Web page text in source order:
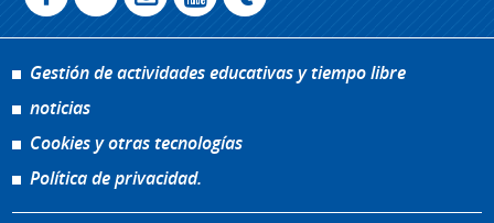
Gestión de actividades educativas y tiempo libre
noticias
Cookies y otras tecnologías
Política de privacidad.